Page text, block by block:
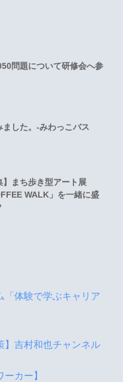
問題について研修会へ参
ました。-みわっこバス
】まち歩き型アート展
WALK」を一緒に盛
「体験で学ぶキャリア
】吉村和也チャンネル
カー】